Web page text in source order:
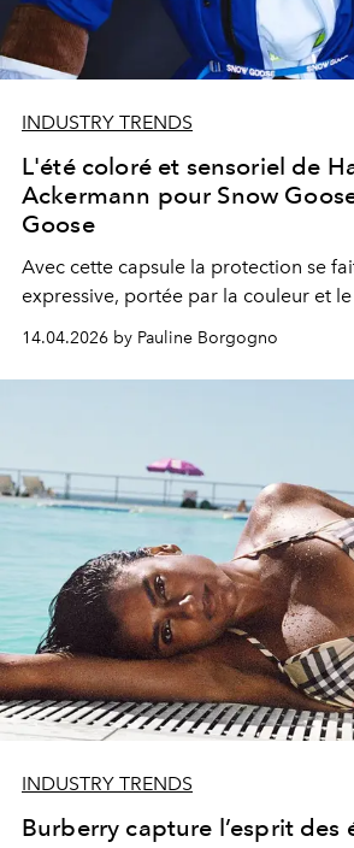
INDUSTRY TRENDS
L'été coloré et sensoriel de
Ackermann pour Snow
Goose
Avec cette capsule la protection se
expressive, portée par la couleur et
14.04.2026 by Pauline Borgogno
INDUSTRY TRENDS
Burberry capture l’esprit des